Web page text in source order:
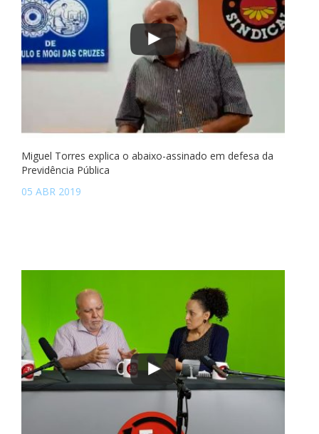
Miguel Torres explica o abaixo-assinado em defesa da
Previdência Pública
05 ABR 2019